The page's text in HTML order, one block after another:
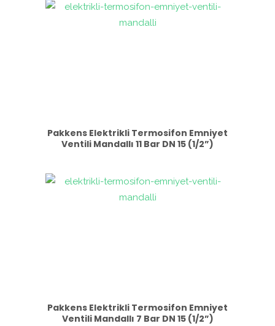
Pakkens Elektrikli Termosifon Emniyet
Ventili Mandallı 11 Bar DN 15 (1/2”)
Pakkens Elektrikli Termosifon Emniyet
Ventili Mandallı 7 Bar DN 15 (1/2”)